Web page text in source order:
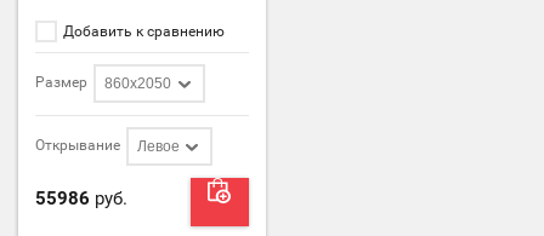
Добавить к сравнению
Размер 860х2050
Открывание Левое
55986 руб.